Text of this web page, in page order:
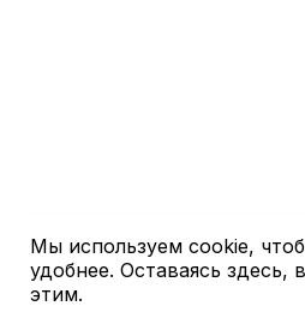
Мы используем cookie,
удобнее. Оставаясь здесь,
этим.